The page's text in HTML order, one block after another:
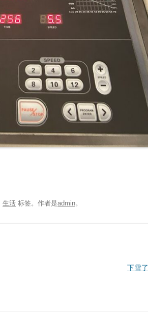
生活 标签。 作者是admin。
下雪了